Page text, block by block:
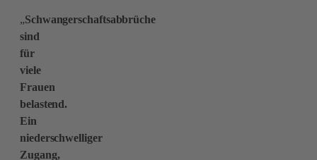
„Schwangerschaftsabbrüche
sind
für
viele
Frauen
belastend.
Ein
niederschwelliger
Zugang,